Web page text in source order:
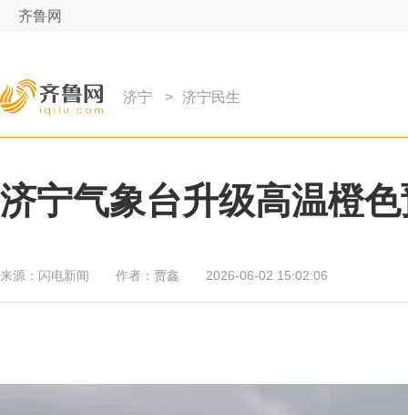
齐鲁网
济宁 > 济宁民生
济宁气象台升级高温橙
来源： 闪电新闻 作者： 贾鑫 2026-06-02 15:02:06